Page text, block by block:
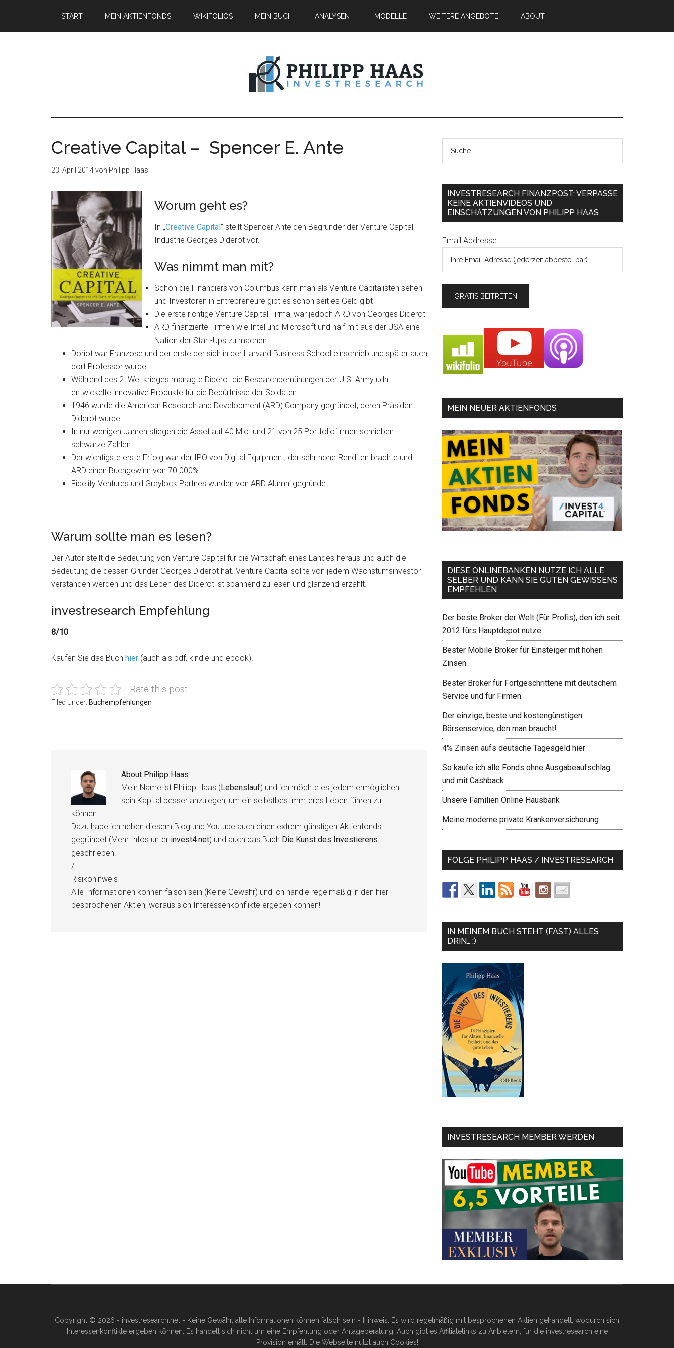
START MEIN AKTIENFONDS WIKIFOLIOS MEIN BUCH ANALYSEN+ MODELLE WEITERE ANGEBOTE ABOUT
Creative Capital – Spencer E. Ante
23. April 2014von Philipp Haas
Worum geht es?
In „Creative Capital“ stellt Spencer Ante den Begründer der Venture Capital
Industrie Georges Diderot vor.
Was nimmt man mit?
Schon die Financiers von Columbus kann man als Venture Capitalisten sehen
und Investoren in Entrepreneure gibt es schon seit es Geld gibt
Die erste richtige Venture Capital Firma, war jedoch ARD von Georges Diderot
ARD finanzierte Firmen wie Intel und Microsoft und half mit aus der USA eine
Nation der Start-Ups zu machen
Doriot war Franzose und der erste der sich in der Harvard Business School einschrieb und später auch
dort Professor wurde
Während des 2. Weltkrieges managte Diderot die Researchbemühungen der U.S. Army udn
entwickelte innovative Produkte für die Bedürfnisse der Soldaten
1946 wurde die American Research and Development (ARD) Company gegründet, deren Präsident
Diderot wurde
In nur wenigen Jahren stiegen die Asset auf 40 Mio. und 21 von 25 Portfoliofirmen schrieben
schwarze Zahlen
Der wichtigste erste Erfolg war der IPO von Digital Equipment, der sehr hohe Renditen brachte und
ARD einen Buchgewinn von 70.000%
Fidelity Ventures und Greylock Partnes wurden von ARD Alumni gegründet
Warum sollte man es lesen?
Der Autor stellt die Bedeutung von Venture Capital für die Wirtschaft eines Landes heraus und auch die
Bedeutung die dessen Gründer Georges Diderot hat. Venture Capital sollte von jedem Wachstumsinvestor
verstanden werden und das Leben des Diderot ist spannend zu lesen und glänzend erzählt.
investresearch Empfehlung
8/10
Kaufen Sie das Buch hier (auch als pdf, kindle und ebook)!
Rate this post
Filed Under: Buchempfehlungen
About Philipp Haas
Mein Name ist Philipp Haas (Lebenslauf) und ich möchte es jedem ermöglichen
sein Kapital besser anzulegen, um ein selbstbestimmteres Leben führen zu
können.
Dazu habe ich neben diesem Blog und Youtube auch einen extrem günstigen Aktienfonds
gegründet (Mehr Infos unter invest4.net) und auch das Buch Die Kunst des Investierens
geschrieben.
/
Risikohinweis
Alle Informationen können falsch sein (Keine Gewähr) und ich handle regelmäßig in den hier
besprochenen Aktien, woraus sich Interessenkonflikte ergeben können!
INVESTRESEARCH FINANZPOST: VERPASSE
KEINE AKTIENVIDEOS UND
EINSCHÄTZUNGEN VON PHILIPP HAAS
Email Addresse:
MEIN NEUER AKTIENFONDS
DIESE ONLINEBANKEN NUTZE ICH ALLE
SELBER UND KANN SIE GUTEN GEWISSENS
EMPFEHLEN
Der beste Broker der Welt (Für Profis), den ich seit
2012 fürs Hauptdepot nutze
Bester Mobile Broker für Einsteiger mit hohen
Zinsen
Bester Broker für Fortgeschrittene mit deutschem
Service und für Firmen
Der einzige, beste und kostengünstigen
Börsenservice, den man braucht!
4% Zinsen aufs deutsche Tagesgeld hier
So kaufe ich alle Fonds ohne Ausgabeaufschlag
und mit Cashback
Unsere Familien Online Hausbank
Meine moderne private Krankenversicherung
FOLGE PHILIPP HAAS / INVESTRESEARCH
IN MEINEM BUCH STEHT (FAST) ALLES
DRIN… ;)
INVESTRESEARCH MEMBER WERDEN
Copyright © 2026 - investresearch.net - Keine Gewähr, alle Informationen können falsch sein - Hinweis: Es wird regelmäßig mit besprochenen Aktien gehandelt, wodurch sich
Interessenkonflikte ergeben können. Es handelt sich nicht um eine Empfehlung oder Anlageberatung! Auch gibt es Affiliatelinks zu Anbietern, für die investresearch eine
Provision erhält. Die Webseite nutzt auch Cookies!